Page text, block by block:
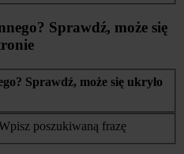
Sprawdź, może się
Sprawdź, może się ukryło
poszukiwaną frazę